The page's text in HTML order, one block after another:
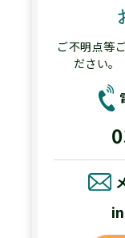
ご不明点等
ださい。